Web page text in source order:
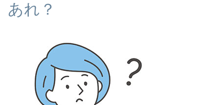
あれ？